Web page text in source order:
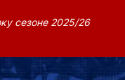
сезоне 2025/26